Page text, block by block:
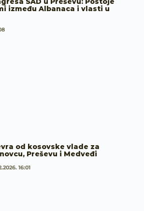
između Albanaca i vlasti u
od kosovske vlade za
Preševu i Medveđi
16:01